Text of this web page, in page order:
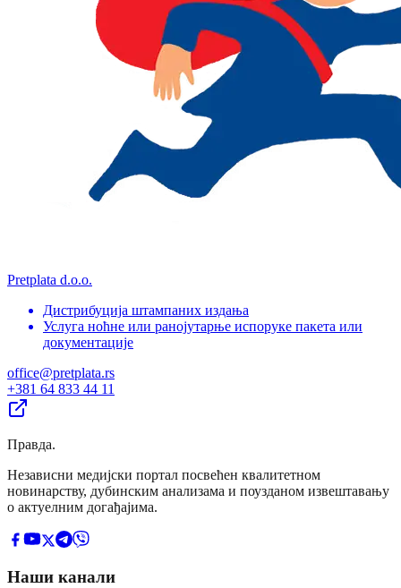
Pretplata d.o.o.
Дистрибуција штампаних издања
Услуга ноћне или ранојутарње испоруке пакета или
документације
office@pretplata.rs
+381 64 833 44 11
Правда.
Независни медијски портал посвећен квалитетном
новинарству, дубинским анализама и поузданом извештавању
о актуелним догађајима.
Наши канали